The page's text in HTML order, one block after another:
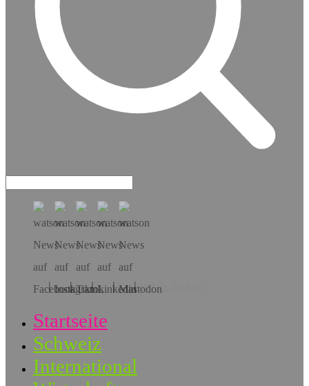
Hol dir die App!
Startseite
Schweiz
International